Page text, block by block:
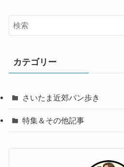
カテゴリー
さいたま近郊パン歩き
特集＆その他記事